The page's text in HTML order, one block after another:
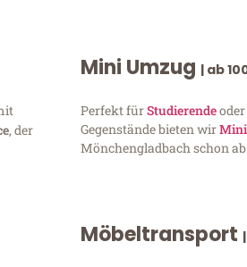
, der
Mini Umzug | ab
Perfekt fürStudierende
Gegenstände bieten wir
Mönchengladbach schon ab
Möbeltransport